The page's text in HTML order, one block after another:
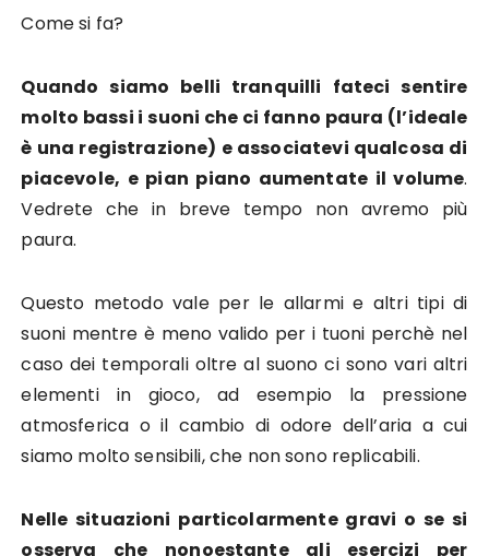
Come si fa?
Quando siamo belli tranquilli fateci sentire
molto bassi i suoni che ci fanno paura (l’ideale
è una registrazione) e associatevi qualcosa di
piacevole, e pian piano aumentate il volume.
Vedrete che in breve tempo non avremo più
paura.
Questo metodo vale per le allarmi e altri tipi di
suoni mentre è meno valido per i tuoni perchè nel
caso dei temporali oltre al suono ci sono vari altri
elementi in gioco, ad esempio la pressione
atmosferica o il cambio di odore dell’aria a cui
siamo molto sensibili, che non sono replicabili.
Nelle situazioni particolarmente gravi o se si
osserva che nonoestante gli esercizi per